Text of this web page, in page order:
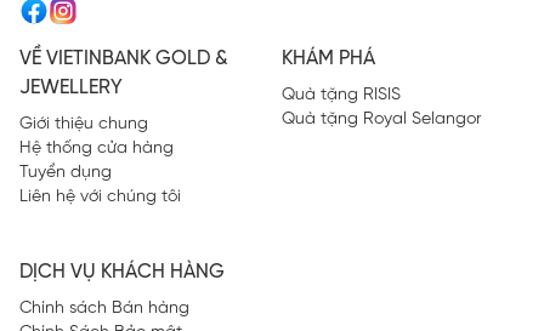
VỀ VIETINBANK GOLD &
JEWELLERY
Giới thiệu chung
Hệ thống cửa hàng
Tuyển dụng
Liên hệ với chúng tôi
KHÁM PHÁ
Quà tặng RISIS
Quà tặng Royal Selangor
DỊCH VỤ KHÁCH HÀNG
Chính sách Bán hàng